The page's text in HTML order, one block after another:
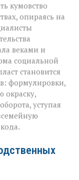
кумовство
опираясь на
веками и
социальной
становится
формулировки,
окраску,
уступая